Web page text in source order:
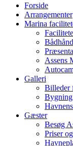
Forside
Arrangementer
Marina
Assens
Galleri
Billeder
Gæster
Besøg
Priser